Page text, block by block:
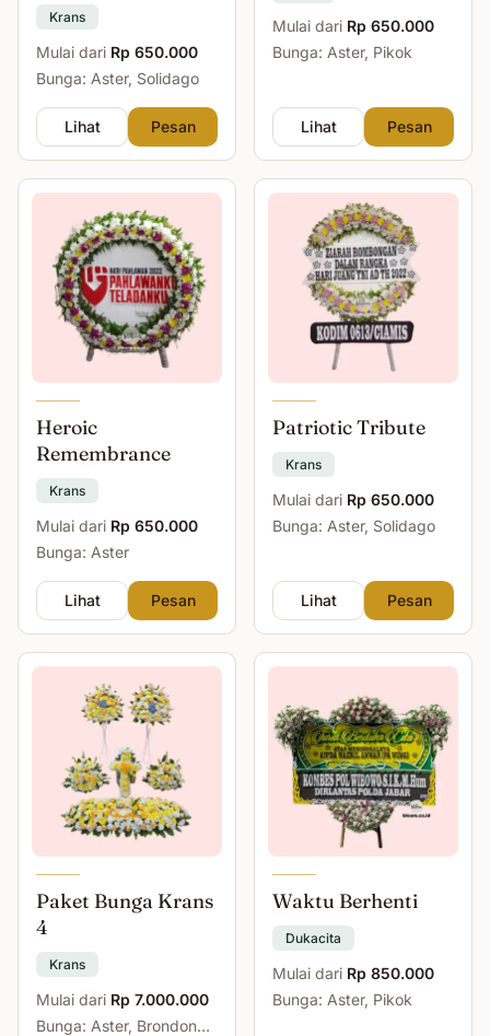
Krans
Mulai dari Rp 650.000
Bunga: Aster, Solidago
Lihat Pesan
Mulai dari Rp 650.000
Bunga: Aster, Pikok
Lihat Pesan
Heroic
Remembrance
Krans
Mulai dari Rp 650.000
Bunga: Aster
Lihat Pesan
Patriotic Tribute
Krans
Mulai dari Rp 650.000
Bunga: Aster, Solidago
Lihat Pesan
Paket Bunga Krans
4
Krans
Mulai dari Rp 7.000.000
Bunga: Aster, Brondong,
Waktu Berhenti
Dukacita
Mulai dari Rp 850.000
Bunga: Aster, Pikok